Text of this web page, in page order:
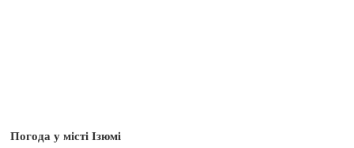
Погода у місті Ізюмі